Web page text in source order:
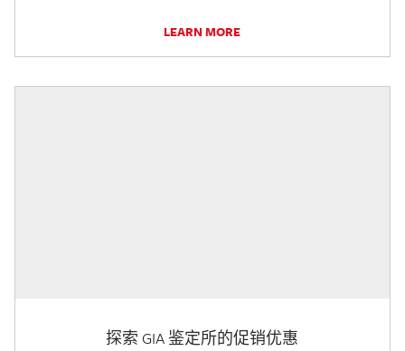
LEARN MORE
探索 GIA 鉴定所的促销优惠